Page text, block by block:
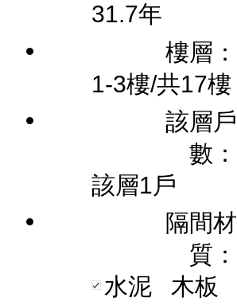
31.7年
樓層：
1-3樓/共17樓
該層戶
數：
該層1戶
隔間材
質：
水泥
木板